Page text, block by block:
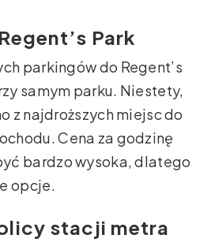
Park
parkingów do Regent’s
samym parku. Niestety,
z najdroższych miejsc do
Cena za godzinę
bardzo wysoka, dlatego
opcje.
stacji metra